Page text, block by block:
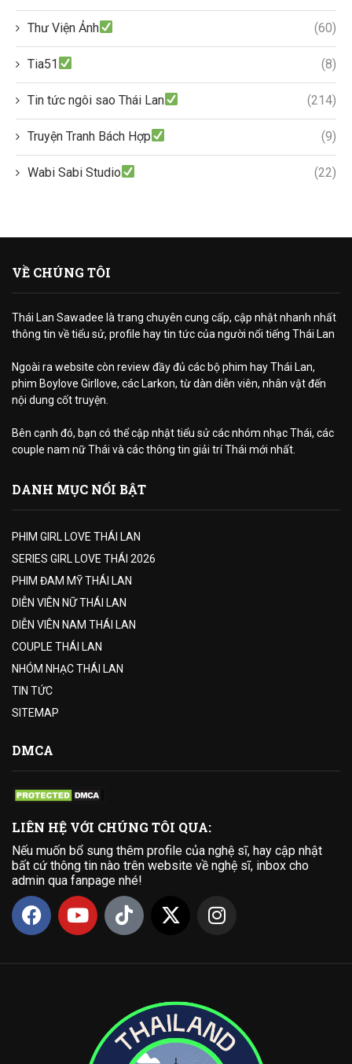
Thư Viện Ảnh (60)
Tia51 (8)
Tin tức ngôi sao Thái Lan (214)
Truyện Tranh Bách Hợp (9)
Wabi Sabi Studio (22)
VỀ CHÚNG TÔI
Thái Lan Sawadee là trang chuyên cung cấp, cập nhật nhanh nhất
thông tin về tiểu sử, profile hay tin tức của người nổi tiếng Thái Lan
Ngoài ra website còn review đầy đủ các bộ phim hay Thái Lan,
phim Boylove Girllove, các Larkon, từ dàn diễn viên, nhân vật đến
nội dung cốt truyện.
Bên cạnh đó, bạn có thể cập nhật tiểu sử các nhóm nhạc Thái, các
couple nam nữ Thái và các thông tin giải trí Thái mới nhất.
DANH MỤC NỔI BẬT
PHIM GIRL LOVE THÁI LAN
SERIES GIRL LOVE THÁI 2026
PHIM ĐAM MỸ THÁI LAN
DIỄN VIÊN NỮ THÁI LAN
DIỄN VIÊN NAM THÁI LAN
COUPLE THÁI LAN
NHÓM NHẠC THÁI LAN
TIN TỨC
SITEMAP
DMCA
LIÊN HỆ VỚI CHÚNG TÔI QUA:
Nếu muốn bổ sung thêm profile của nghệ sĩ, hay cập nhật
bất cứ thông tin nào trên website về nghệ sĩ, inbox cho
admin qua fanpage nhé!